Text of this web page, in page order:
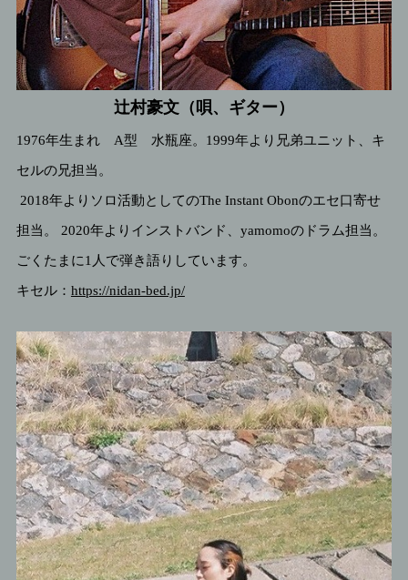
辻村豪文（唄、ギター）
1976年生まれ A型 水瓶座。1999年より兄弟ユニット、キ
セルの兄担当。
2018年よりソロ活動としてのThe Instant Obonのエセ口寄せ
担当。 2020年よりインストバンド、yamomoのドラム担当。
ごくたまに1人で弾き語りしています。
キセル： https://nidan-bed.jp/